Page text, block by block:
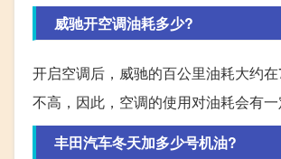
威驰开空调油耗多少?
开启空调后，威驰的百公里油耗大约
不高，因此，空调的使用对油耗会有一
丰田汽车冬天加多少号机油?